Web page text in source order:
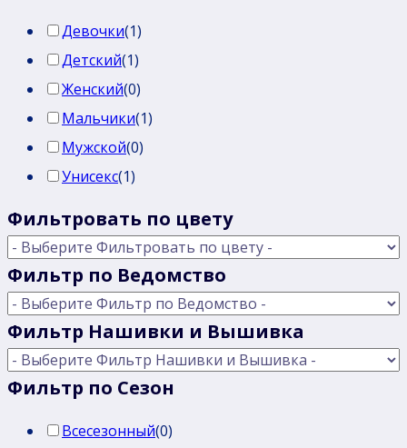
Девочки(1)
Детский(1)
Женский(0)
Мальчики(1)
Мужской(0)
Унисекс(1)
Фильтровать по цвету
Фильтр по Ведомство
Фильтр Нашивки и Вышивка
Фильтр по Сезон
Всесезонный(0)